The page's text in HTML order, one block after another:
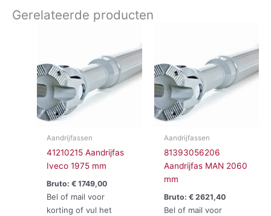
Gerelateerde producten
Aandrijfassen
41210215 Aandrijfas
Iveco 1975 mm
Bruto:€ 1749,00
Bel of mail voor
korting of vul het
Aandrijfassen
81393056206
Aandrijfas MAN 2060
mm
Bruto: €2621,40
Bel of mail voor